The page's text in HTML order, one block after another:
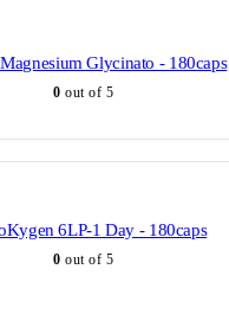
Glycinato - 180caps
0 out of 5
6LP-1 Day - 180caps
0 out of 5